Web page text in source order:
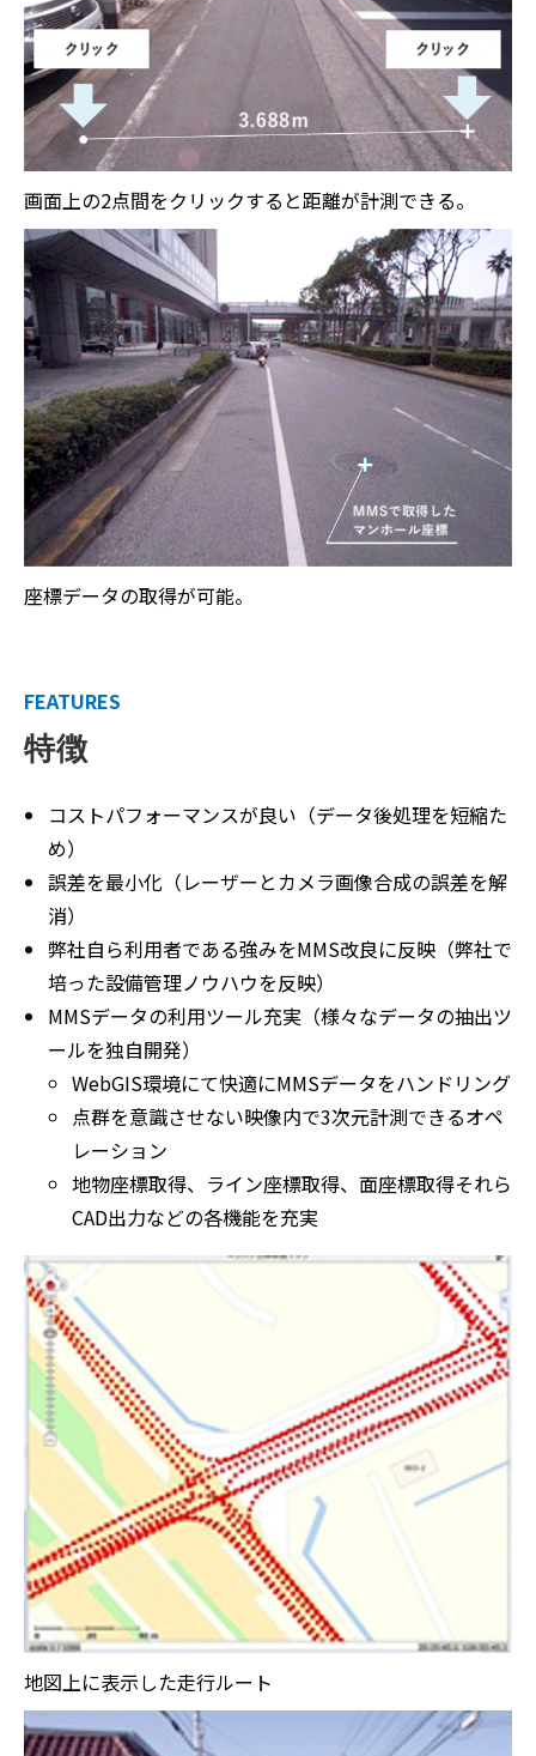
画面上の2点間をクリックすると距離が計測できる。
座標データの取得が可能。
FEATURES
特徴
コストパフォーマンスが良い（データ後処理を短縮た
め）
誤差を最小化（レーザーとカメラ画像合成の誤差を解
消）
弊社自ら利用者である強みをMMS改良に反映（弊社で
培った設備管理ノウハウを反映）
MMSデータの利用ツール充実（様々なデータの抽出ツ
ールを独自開発）
WebGIS環境にて快適にMMSデータをハンドリング
点群を意識させない映像内で3次元計測できるオペ
レーション
地物座標取得、ライン座標取得、面座標取得それら
CAD出力などの各機能を充実
地図上に表示した走行ルート